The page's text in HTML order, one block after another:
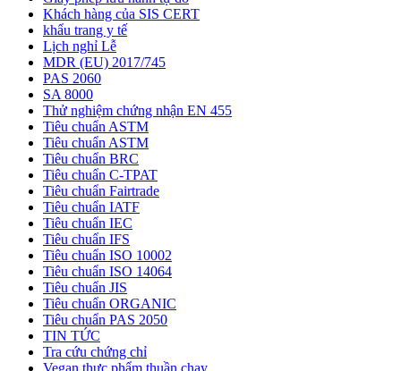
Khách hàng của SIS CERT
khẩu trang y tế
Lịch nghỉ Lễ
MDR (EU) 2017/745
PAS 2060
SA 8000
Thử nghiệm chứng nhận EN 455
Tiêu chuẩn ASTM
Tiêu chuẩn ASTM
Tiêu chuẩn BRC
Tiêu chuẩn C-TPAT
Tiêu chuẩn Fairtrade
Tiêu chuẩn IATF
Tiêu chuẩn IEC
Tiêu chuẩn IFS
Tiêu chuẩn ISO 10002
Tiêu chuẩn ISO 14064
Tiêu chuẩn JIS
Tiêu chuẩn ORGANIC
Tiêu chuẩn PAS 2050
TIN TỨC
Tra cứu chứng chỉ
Vegan thực phẩm thuần chay